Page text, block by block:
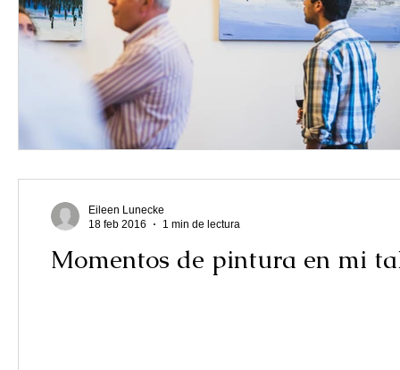
Momentos de pintura en mi
Eileen Lunecke
18 feb 2016
1 min de lectura